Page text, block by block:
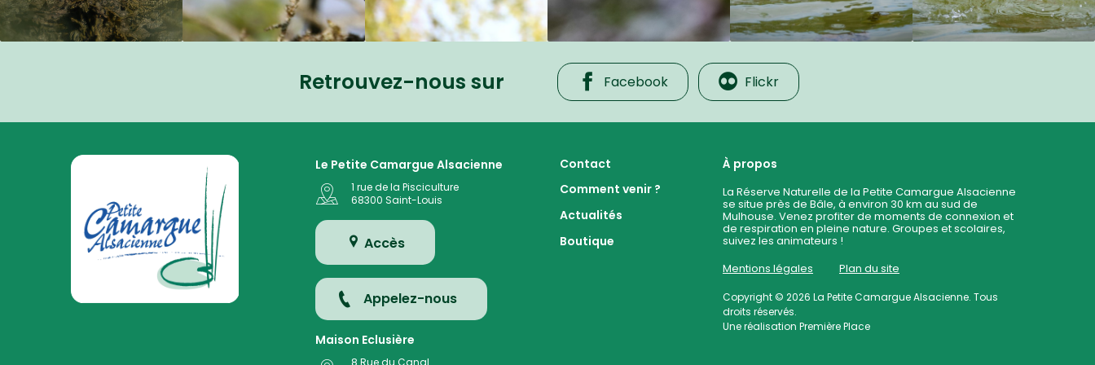
Retrouvez-nous sur Facebook Flickr
La Petite Camargue Alsacienne Réserve Naturelle au cœur de la plaine rhénane alluviale
Le Petite Camargue Alsacienne
1 rue de la Pisciculture
68300 Saint-Louis
Accès
Appelez-nous
Maison Eclusière
Contact
Comment venir ?
Actualités
Boutique
À propos
La Réserve Naturelle de la Petite Camargue Alsacienne
se situe près de Bâle, à environ 30 km au sud de
Mulhouse. Venez profiter de moments de connexion et
de respiration en pleine nature. Groupes et scolaires,
suivez les animateurs !
Mentions légales
Plan du site
Copyright © 2026La Petite Camargue Alsacienne. Tous
droits réservés.
Une réalisationPremière Place